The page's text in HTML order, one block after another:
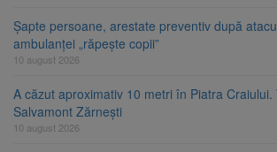
Șapte persoane, arestate preventiv după
ambulanței „răpește copii”
10 august 2026
A căzut aproximativ 10 metri în Piatra Craiului.
Salvamont Zărnești
10 august 2026